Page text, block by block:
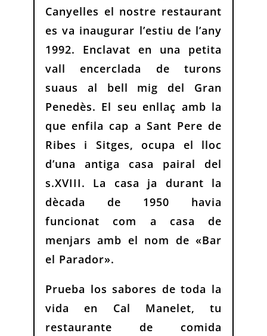
Canyelles el nostre restaurant
es va inaugurar l’estiu de l’any
1992. Enclavat en una petita
vall encerclada de turons
suaus al bell mig del Gran
Penedès. El seu enllaç amb la
que enfila cap a Sant Pere de
Ribes i Sitges, ocupa el lloc
d’una antiga casa pairal del
s.XVIII. La casa ja durant la
dècada de 1950 havia
funcionat com a casa de
menjars amb el nom de «Bar
el Parador».
Prueba los sabores de toda la
vida en Cal Manelet, tu
restaurante de comida